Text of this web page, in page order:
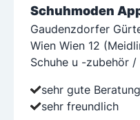
Schuhmoden
Gaudenzdorfer
Wien Wien 12
Schuhe u -zubehör /
sehr gute Beratung
sehr freundlich